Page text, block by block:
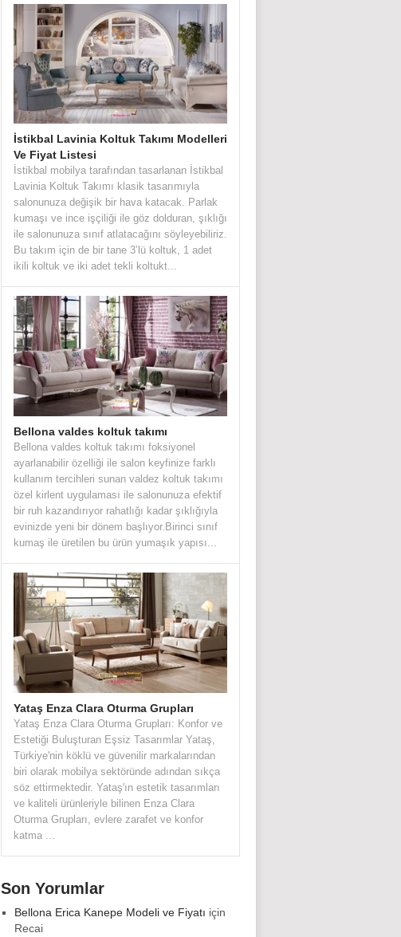
İstikbal Lavinia Koltuk Takımı Modelleri
Ve Fiyat Listesi
İstikbal mobilya tarafından tasarlanan İstikbal
Lavinia Koltuk Takımı klasik tasarımıyla
salonunuza değişik bir hava katacak. Parlak
kumaşı ve ince işçiliği ile göz dolduran, şıklığı
ile salonunuza sınıf atlatacağını söyleyebiliriz.
Bu takım için de bir tane 3’lü koltuk, 1 adet
ikili koltuk ve iki adet tekli koltukt...
Bellona valdes koltuk takımı
Bellona valdes koltuk takımı foksiyonel
ayarlanabilir özelliği ile salon keyfinize farklı
kullanım tercihleri sunan valdez koltuk takımı
özel kirlent uygulaması ile salonunuza efektif
bir ruh kazandırıyor rahatlığı kadar şıklığıyla
evinizde yeni bir dönem başlıyor.Birinci sınıf
kumaş ile üretilen bu ürün yumaşık yapısı...
Yataş Enza Clara Oturma Grupları
Yataş Enza Clara Oturma Grupları: Konfor ve
Estetiği Buluşturan Eşsiz Tasarımlar Yataş,
Türkiye'nin köklü ve güvenilir markalarından
biri olarak mobilya sektöründe adından sıkça
söz ettirmektedir. Yataş'ın estetik tasarımları
ve kaliteli ürünleriyle bilinen Enza Clara
Oturma Grupları, evlere zarafet ve konfor
katma ...
Son Yorumlar
Bellona Erica Kanepe Modeli ve Fiyatı için
Recai